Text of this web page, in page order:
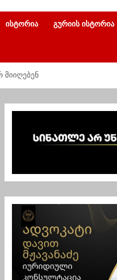
ᲘᲡᲢᲝᲠᲘᲐ ᲒᲣᲠᲘᲘᲡ ᲘᲡᲢᲝᲠᲘᲐ
მიიღებენ